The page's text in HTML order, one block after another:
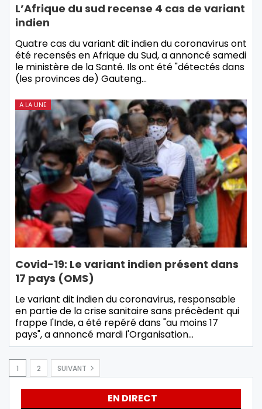
L’Afrique du sud recense 4 cas de variant
indien
Quatre cas du variant dit indien du coronavirus ont
été recensés en Afrique du Sud, a annoncé samedi
le ministère de la Santé. Ils ont été "détectés dans
(les provinces de) Gauteng…
A LA UNE
Covid-19: Le variant indien présent dans
17 pays (OMS)
Le variant dit indien du coronavirus, responsable
en partie de la crise sanitaire sans précèdent qui
frappe l'Inde, a été repéré dans "au moins 17
pays", a annoncé mardi l'Organisation…
1 2 SUIVANT
EN DIRECT